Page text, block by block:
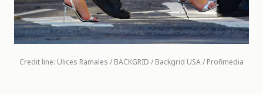
Credit line: Ulices Ramales / BACKGRID / Backgrid USA / Profimedia